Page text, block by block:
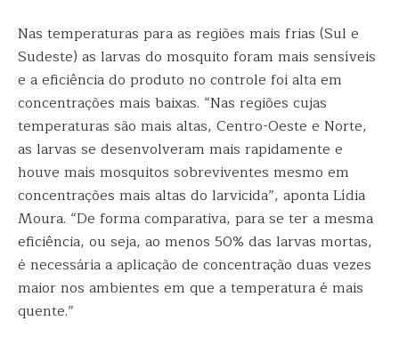
Nas temperaturas para as regiões mais frias (Sul e
Sudeste) as larvas do mosquito foram mais sensíveis
e a eficiência do produto no controle foi alta em
concentrações mais baixas. “Nas regiões cujas
temperaturas são mais altas, Centro-Oeste e Norte,
as larvas se desenvolveram mais rapidamente e
houve mais mosquitos sobreviventes mesmo em
concentrações mais altas do larvicida”, aponta Lídia
Moura. “De forma comparativa, para se ter a mesma
eficiência, ou seja, ao menos 50% das larvas mortas,
é necessária a aplicação de concentração duas vezes
maior nos ambientes em que a temperatura é mais
quente.”